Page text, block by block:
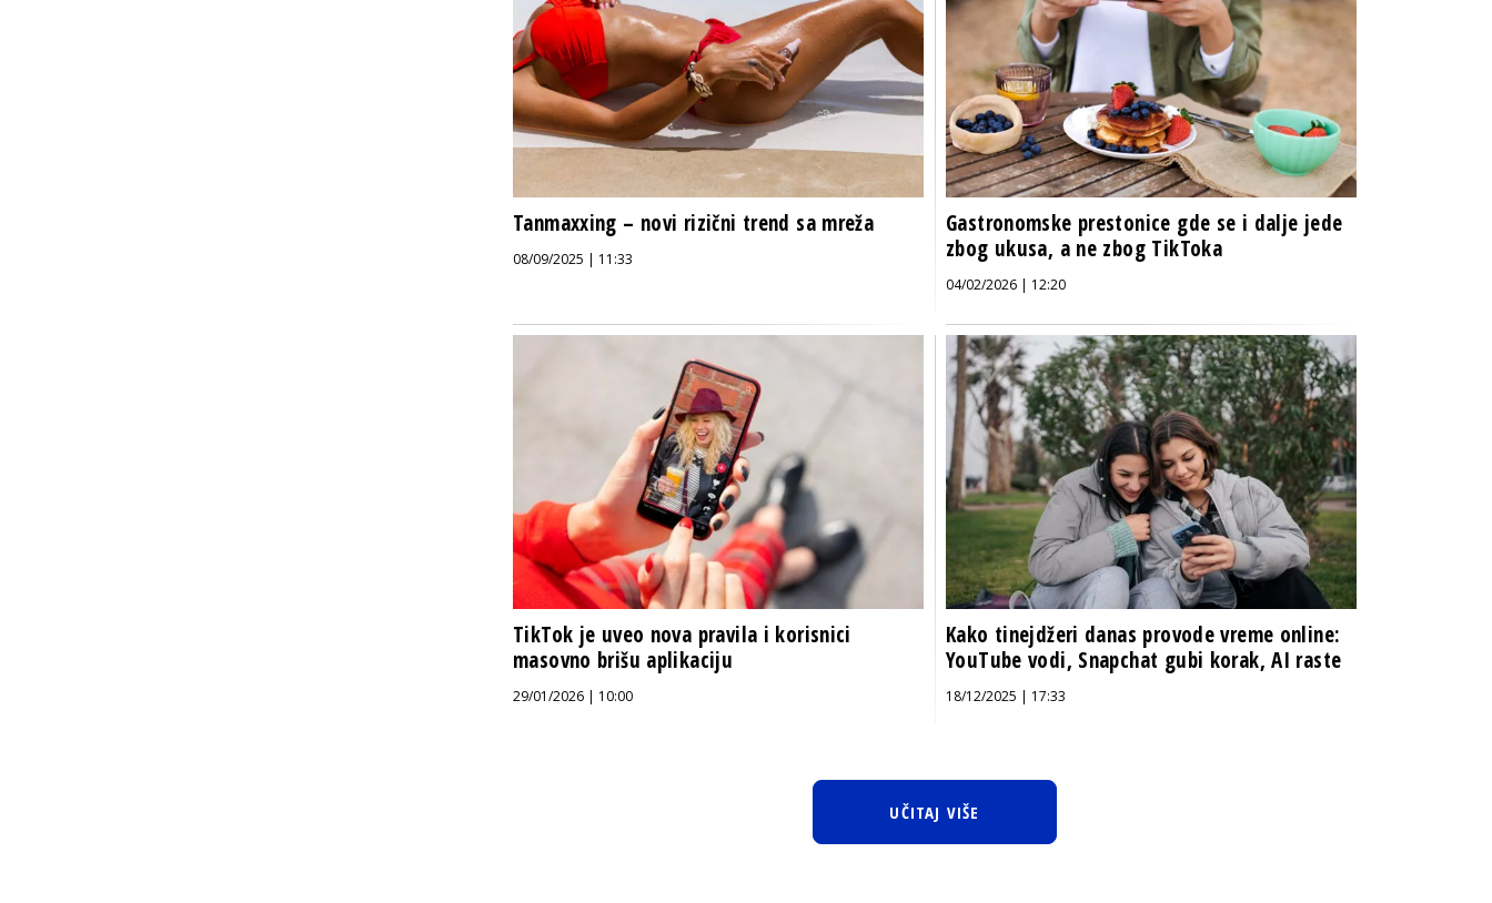
Tanmaxxing – novi rizični trend sa mreža
08/09/2025 | 11:33
Gastronomske prestonice gde se i dalje jede
zbog ukusa, a ne zbog TikToka
04/02/2026 | 12:20
TikTok je uveo nova pravila i korisnici
masovno brišu aplikaciju
29/01/2026 | 10:00
Kako tinejdžeri danas provode vreme online:
YouTube vodi, Snapchat gubi korak, AI raste
18/12/2025 | 17:33
UČITAJ VIŠE